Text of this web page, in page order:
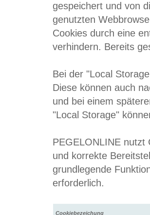
gespeichert und von
genutzten
Cookies durch eine
verhindern. Bereits
Bei der "Local
Diese können auch
und bei einem
"Local Storage"
PEGELONLINE nutzt
und korrekte
grundlegende
erforderlich.
Cookiebezeichung